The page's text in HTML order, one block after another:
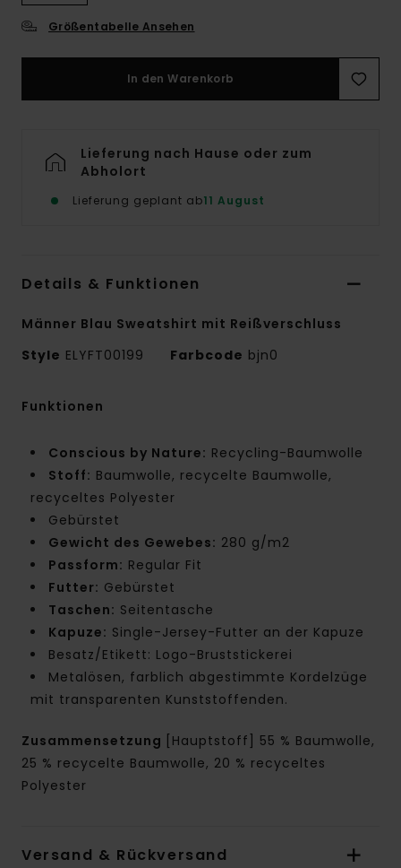
Größentabelle Ansehen
In den Warenkorb
Lieferung nach Hause oder zum
Abholort
Lieferung geplant ab11 August
Details & Funktionen
Männer Blau Sweatshirt mit Reißverschluss
Style ELYFT00199 Farbcode bjn0
Funktionen
Conscious by Nature: Recycling-Baumwolle
Stoff: Baumwolle, recycelte Baumwolle,
recyceltes Polyester
Gebürstet
Gewicht des Gewebes: 280 g/m2
Passform: Regular Fit
Futter: Gebürstet
Taschen: Seitentasche
Kapuze: Single-Jersey-Futter an der Kapuze
Besatz/Etikett: Logo-Bruststickerei
Metalösen, farblich abgestimmte Kordelzüge
mit transparenten Kunststoffenden.
Zusammensetzung [Hauptstoff] 55 % Baumwolle,
25 % recycelte Baumwolle, 20 % recyceltes
Polyester
Versand & Rückversand